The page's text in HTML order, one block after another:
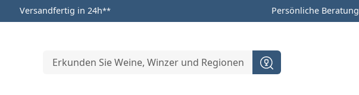
Versandfertig in 24h** Persönliche Beratung